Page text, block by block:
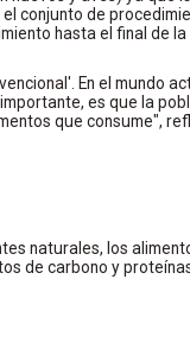
conjunto de
hasta el final de
En el mundo
es que la
que consume",
naturales, los
de carbono y